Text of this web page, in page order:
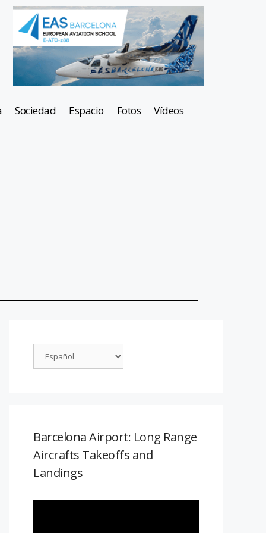
Sociedad Espacio Fotos Vídeos
Barcelona Airport: Long Range
Aircrafts Takeoffs and
Landings